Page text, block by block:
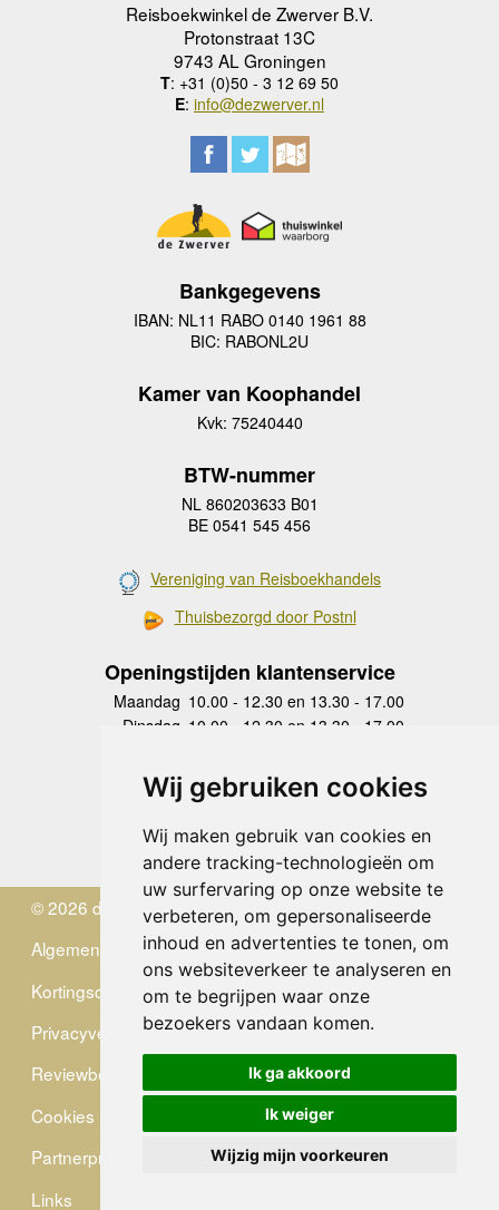
Wij gebruiken cookies
Wij maken gebruik van cookies en
andere tracking-technologieën om
uw surfervaring op onze website te
verbeteren, om gepersonaliseerde
inhoud en advertenties te tonen, om
ons websiteverkeer te analyseren en
om te begrijpen waar onze
bezoekers vandaan komen.
Ik ga akkoord
Ik weiger
Wijzig mijn voorkeuren
Reisboekwinkel de Zwerver B.V.
Protonstraat 13C
9743 AL Groningen
T: +31 (0)50 - 3 12 69 50
E: info@dezwerver.nl
Bankgegevens
IBAN: NL11 RABO 0140 1961 88
BIC: RABONL2U
Kamer van Koophandel
Kvk: 75240440
BTW-nummer
NL 860203633 B01
BE 0541 545 456
Vereniging van Reisboekhandels
Thuisbezorgd door Postnl
Openingstijden klantenservice
Maandag 10.00 - 12.30 en 13.30 - 17.00
Dinsdag 10.00 - 12.30 en 13.30 - 17.00
Donderdag
10.00 - 12.30 en 13.30 - 17.00
Vrijdag 10.00 - 12.30 en 13.30 - 17.00
Zaterdag
gesloten
Zondag gesloten
© 2026 de Zwerver
Algemene Voorwaarden
Kortingscode
Privacyverklaring
Reviewbeleid
Cookies
Partnerprogramma
Links